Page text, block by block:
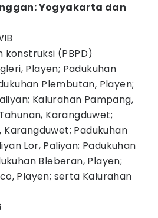
Yogyakarta dan
konstruksi (PBPD)
Playen; Padukuhan
Plembutan, Playen;
Kalurahan Pampang,
Karangduwet;
Karangduwet; Padukuhan
Lor, Paliyan; Padukuhan
Bleberan, Playen;
Playen; serta Kalurahan